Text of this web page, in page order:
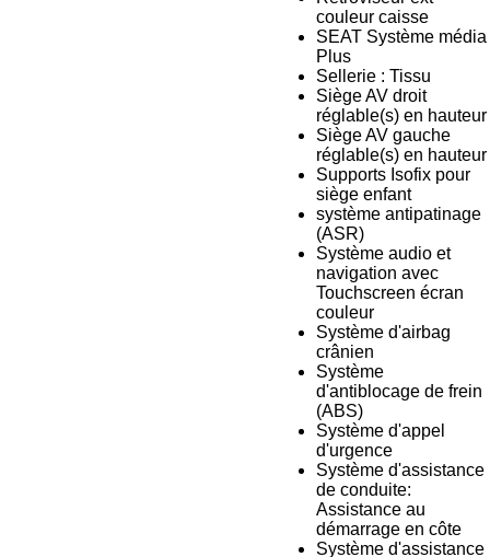
couleur caisse
SEAT Système média
Plus
Sellerie : Tissu
Siège AV droit
réglable(s) en hauteur
Siège AV gauche
réglable(s) en hauteur
Supports Isofix pour
siège enfant
système antipatinage
(ASR)
Système audio et
navigation avec
Touchscreen écran
couleur
Système d'airbag
crânien
Système
d'antiblocage de frein
(ABS)
Système d'appel
d'urgence
Système d'assistance
de conduite:
Assistance au
démarrage en côte
Système d'assistance